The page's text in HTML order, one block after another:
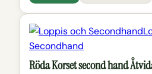
Secondhand
Röda Korset second hand